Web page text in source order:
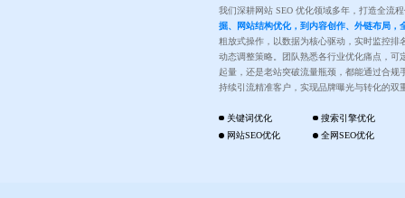
我们深耕网站 SEO 优化领域多年，打造全流
掘、网站结构优化，到内容创作、外链布局，
粗放式操作，以数据为核心驱动，实时监控排
动态调整策略。团队熟悉各行业优化痛点，可
起量，还是老站突破流量瓶颈，都能通过合规
持续引流精准客户，实现品牌曝光与转化的双
关键词优化
搜索引擎优化
网站SEO优化
全网SEO优化